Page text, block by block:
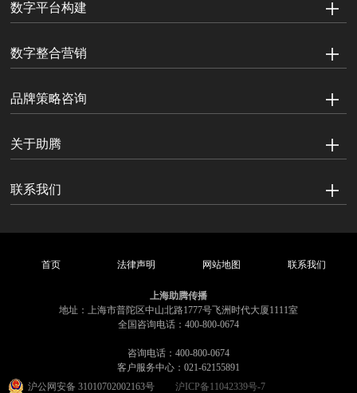
数字平台构建
数字整合营销
品牌策略咨询
关于助腾
联系我们
首页 法律声明 网站地图 联系我们
上海助腾传播
地址：上海市普陀区中山北路1777号飞洲时代大厦1111室
全国咨询电话：400-800-0674
咨询电话：400-800-0674
客户服务中心：021-62155891
沪公网安备 31010702002163号
沪ICP备11042339号-7